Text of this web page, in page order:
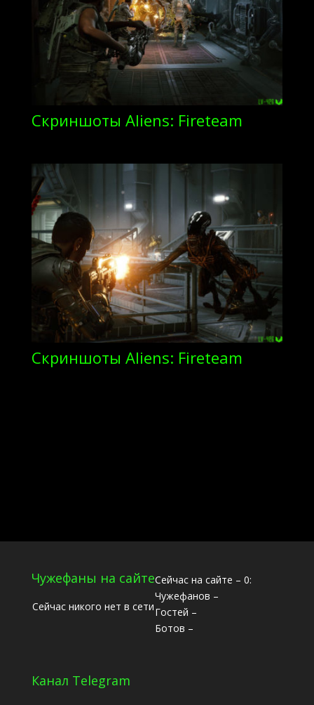
Скриншоты Aliens: Fireteam
Скриншоты Aliens: Fireteam
Чужефаны на сайте
Сейчас никого нет в сети
Сейчас на сайте – 0:
Чужефанов –
Гостей –
Ботов –
Канал Telegram